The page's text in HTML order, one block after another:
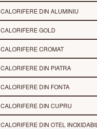
CALORIFERE DIN ALUMINIU
CALORIFERE GOLD
CALORIFERE CROMAT
CALORIFERE DIN PIATRA
CALORIFERE DIN FONTA
CALORIFERE DIN CUPRU
CALORIFERE DIN OTEL INOXIDABIL